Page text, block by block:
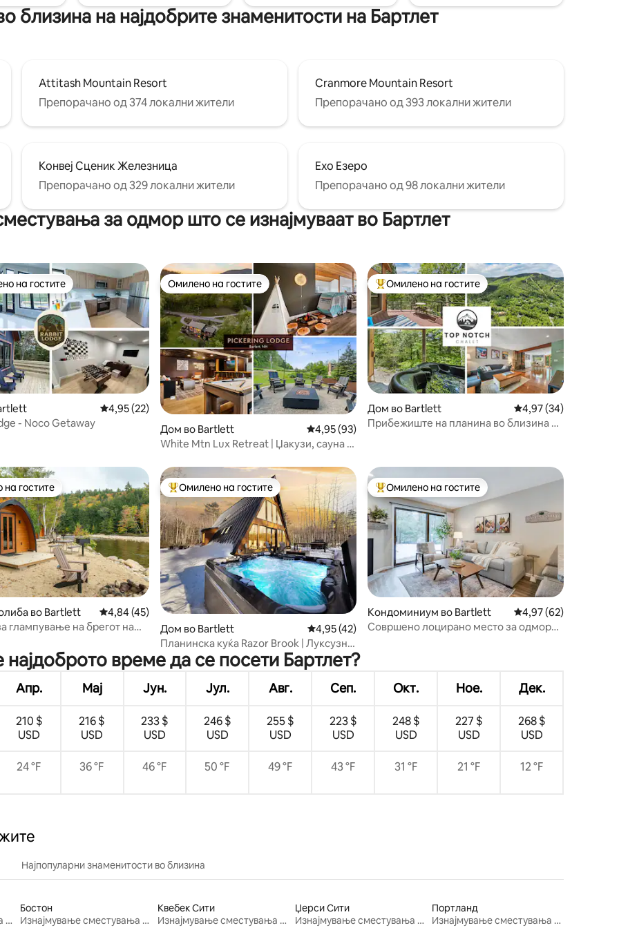
во срцето на ва
и да уживате во планините.
близина на најдобрите знаменитости на Бартлет
Attitash Mountain Resort
Препорачано од 374 локални жители
Cranmore Mountain Resort
Препорачано од 393 локални жители
Конвеј Сценик Железница
Препорачано од 329 локални жители
Ехо Езеро
Препорачано од 98 локални жители
за одмор што се изнајмуваат во Бартлет
5, 14 рецензии
„Омилени на гостите“
на гостите
Просечна оцена: 4,95 од 5, 22 рецензии
4,95 (22)
- Noco Getaway
Омилено на гостите
Омилено на гостите
Дом во Bartlett Просечна оцена: 4,95 од 5, 93 рецензии
4,95 (93)
White Mtn Lux Retreat | Џакузи, сауна и
Меѓу најуспешните „Омилени на гостите“
Омилено на гостите
Дом во Bartlett Просечна оцена:
4,97 (34)
Прибежиште на планина во близина на
5, 18 рецензии
гостите
гостите
во Bartlett Просечна оцена: 4,84 од 5, 45 рецензии
4,84 (45)
глампување на брегот на
Меѓу најуспешните „Омилени на гостите“
Омилено на гостите
Дом во Bartlett Просечна оцена: 4,95 од 5, 42 рецензии
4,95 (42)
Планинска куќа Razor Brook | Луксузна
А-рамка со хидромасажна када
Меѓу најуспешните „Омилени на гостите“
Омилено на гостите
Кондоминиум во Bartlett Просечна оцена:
4,97 (62)
Совршено лоцирано место за одмор
најдоброто време да се посети Бартлет?
Апр. Мај Јун. Јул. Авг. Сеп. Окт. Ное. Дек.
210 $
USD
216 $
USD
233 $
USD
246 $
USD
255 $
USD
223 $
USD
248 $
USD
227 $
USD
268 $
USD
24 °F 36 °F 46 °F 50 °F 49 °F 43 °F 31 °F 21 °F 12 °F
Најпопуларни знаменитости во близина
Изнајмување сместувања за одмор
Бостон
Изнајмување сместувања за одмор
Квебек Сити
Изнајмување сместувања за одмор
Џерси Сити
Изнајмување сместувања за одмор
Портланд
Изнајмување сместувања за одмор